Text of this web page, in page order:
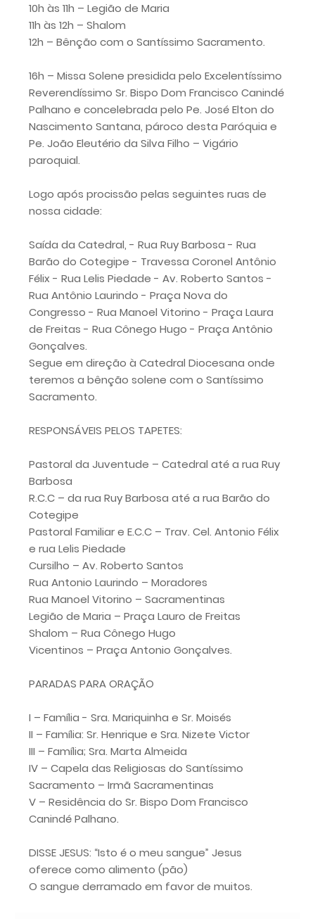
10h às 11h – Legião de Maria
11h às 12h – Shalom
12h – Bênção com o Santíssimo Sacramento.
16h – Missa Solene presidida pelo Excelentíssimo
Reverendíssimo Sr. Bispo Dom Francisco Canindé
Palhano e concelebrada pelo Pe. José Elton do
Nascimento Santana, pároco desta Paróquia e
Pe. João Eleutério da Silva Filho – Vigário
paroquial.
Logo após procissão pelas seguintes ruas de
nossa cidade:
Saída da Catedral, - Rua Ruy Barbosa - Rua
Barão do Cotegipe - Travessa Coronel Antônio
Félix - Rua Lelis Piedade - Av. Roberto Santos -
Rua Antônio Laurindo - Praça Nova do
Congresso - Rua Manoel Vitorino - Praça Laura
de Freitas - Rua Cônego Hugo - Praça Antônio
Gonçalves.
Segue em direção à Catedral Diocesana onde
teremos a bênção solene com o Santíssimo
Sacramento.
RESPONSÁVEIS PELOS TAPETES:
Pastoral da Juventude – Catedral até a rua Ruy
Barbosa
R.C.C – da rua Ruy Barbosa até a rua Barão do
Cotegipe
Pastoral Familiar e E.C.C – Trav. Cel. Antonio Félix
e rua Lelis Piedade
Cursilho – Av. Roberto Santos
Rua Antonio Laurindo – Moradores
Rua Manoel Vitorino – Sacramentinas
Legião de Maria – Praça Lauro de Freitas
Shalom – Rua Cônego Hugo
Vicentinos – Praça Antonio Gonçalves.
PARADAS PARA ORAÇÃO
I – Família - Sra. Mariquinha e Sr. Moisés
II – Família: Sr. Henrique e Sra. Nizete Victor
III – Família; Sra. Marta Almeida
IV – Capela das Religiosas do Santíssimo
Sacramento – Irmã Sacramentinas
V – Residência do Sr. Bispo Dom Francisco
Canindé Palhano.
DISSE JESUS: “Isto é o meu sangue” Jesus
oferece como alimento (pão)
O sangue derramado em favor de muitos.